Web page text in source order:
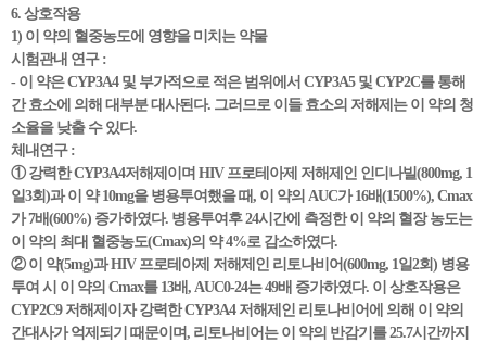
6. 상호작용
1) 이 약의 혈중농도에 영향을 미치는 약물
시험관내 연구 :
- 이 약은 CYP3A4 및 부가적으로 적은 범위에서 CYP3A5 및 CYP2C를 통해
간 효소에 의해 대부분 대사된다. 그러므로 이들 효소의 저해제는 이 약의 청
소율을 낮출 수 있다.
체내연구 :
① 강력한 CYP3A4저해제이며 HIV 프로테아제 저해제인 인디나빌(800mg, 1
일3회)과 이 약 10mg을 병용투여했을 때, 이 약의 AUC가 16배(1500%), Cmax
가 7배(600%) 증가하였다. 병용투여후 24시간에 측정한 이 약의 혈장 농도는
이 약의 최대 혈중농도(Cmax)의 약 4%로 감소하였다.
② 이 약(5mg)과 HIV 프로테아제 저해제인 리토나비어(600mg, 1일2회) 병용
투여 시 이 약의 Cmax를 13배, AUC0-24는 49배 증가하였다. 이 상호작용은
CYP2C9 저해제이자 강력한 CYP3A4 저해제인 리토나비어에 의해 이 약의
간대사가 억제되기 때문이며, 리토나비어는 이 약의 반감기를 25.7시간까지